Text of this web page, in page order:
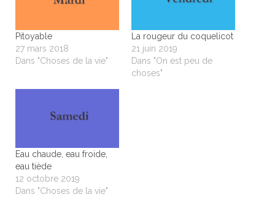
Pitoyable
27 mars 2018
Dans "Choses de la vie"
La rougeur du coquelicot
21 juin 2019
Dans "On est peu de
choses"
Eau chaude, eau froide,
eau tiède
12 octobre 2019
Dans "Choses de la vie"